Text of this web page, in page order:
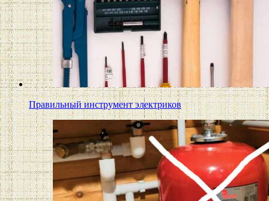
Правильный инструмент электриков